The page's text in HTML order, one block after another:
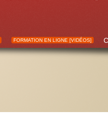
FORMATION EN LIGNE [VIDÉOS]